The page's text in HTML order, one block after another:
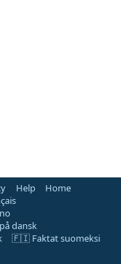
Help
Home
dansk
🇫🇮 Faktat suomeksi